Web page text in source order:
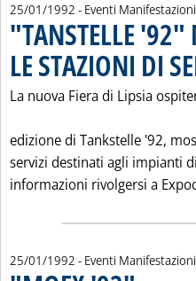
25/01/1992 - Eventi Manifestazioni
"TANSTELLE '92"
LE STAZIONI DI
La nuova Fiera di Lipsia
edizione di Tankstelle '92,
servizi destinati agli impianti
informazioni rivolgersi a
25/01/1992 - Eventi Manifestazioni